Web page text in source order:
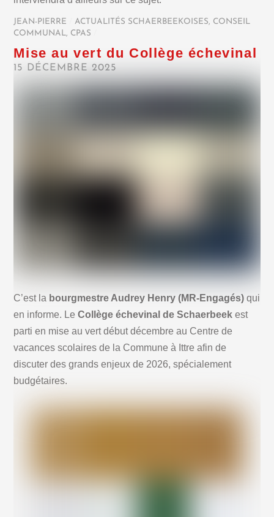
JEAN-PIERRE ACTUALITÉS SCHAERBEEKOISES, CONSEIL
COMMUNAL, CPAS
Mise au vert du Collège échevinal
15 DÉCEMBRE 2025
C’est la bourgmestre Audrey Henry (MR-Engagés) qui
en informe. LeCollège échevinal de Schaerbeek est
parti en mise au vert début décembre au Centre de
vacances scolaires de la Commune à Ittre afin de
discuter des grands enjeux de 2026, spécialement
budgétaires.